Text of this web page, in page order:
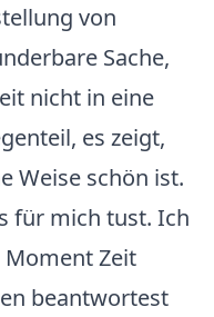
von
Sache,
nicht in eine
es zeigt,
Weise schön ist.
für mich tust. Ich
Zeit
beantwortest